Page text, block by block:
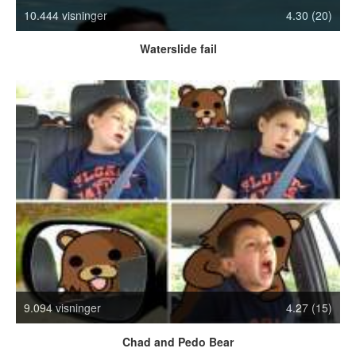
Crazy Stuff
Dyr
Kodak Moments
Memes
Mennesker
Nasty Shit!
Owned & Fail!
Rage Face
SMS & Autocorrect
Tattoos
Tegninger
Bedst bedømte
Flest visninger
Mest delte
10.444 visninger 4.30 (20)
Waterslide fail
9.094 visninger 4.27 (15)
Chad and Pedo Bear